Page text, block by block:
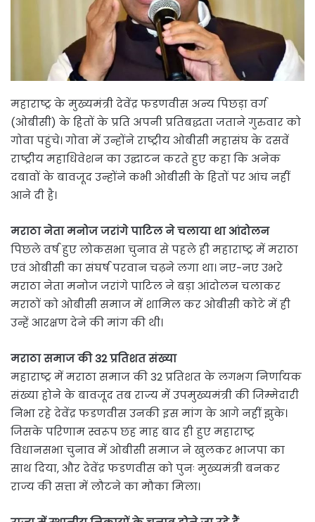
महाराष्ट्र के मुख्यमंत्री देवेंद्र फडणवीस अन्य पिछड़ा वर्ग
(ओबीसी) के हितों के प्रति अपनी प्रतिबद्धता जताने गुरुवार को
गोवा पहुंचे। गोवा में उन्होंने राष्ट्रीय ओबीसी महासंघ के दसवें
राष्ट्रीय महाधिवेशन का उद्घाटन करते हुए कहा कि अनेक
दबावों के बावजूद उन्होंने कभी ओबीसी के हितों पर आंच नहीं
आने दी है।
मराठा नेता मनोज जरांगे पाटिल ने चलाया था आंदोलन
पिछले वर्ष हुए लोकसभा चुनाव से पहले ही महाराष्ट्र में मराठा
एवं ओबीसी का संघर्ष परवान चढ़ने लगा था। नए-नए उभरे
मराठा नेता मनोज जरांगे पाटिल ने बड़ा आंदोलन चलाकर
मराठों को ओबीसी समाज में शामिल कर ओबीसी कोटे में ही
उन्हें आरक्षण देने की मांग की थी।
मराठा समाज की 32 प्रतिशत संख्या
महाराष्ट्र में मराठा समाज की 32 प्रतिशत के लगभग निर्णायक
संख्या होने के बावजूद तब राज्य में उपमुख्यमंत्री की जिम्मेदारी
निभा रहे देवेंद्र फडणवीस उनकी इस मांग के आगे नहीं झुके।
जिसके परिणाम स्वरूप छह माह बाद ही हुए महाराष्ट्र
विधानसभा चुनाव में ओबीसी समाज ने खुलकर भाजपा का
साथ दिया, और देवेंद्र फडणवीस को पुनः मुख्यमंत्री बनकर
राज्य की सत्ता में लौटने का मौका मिला।